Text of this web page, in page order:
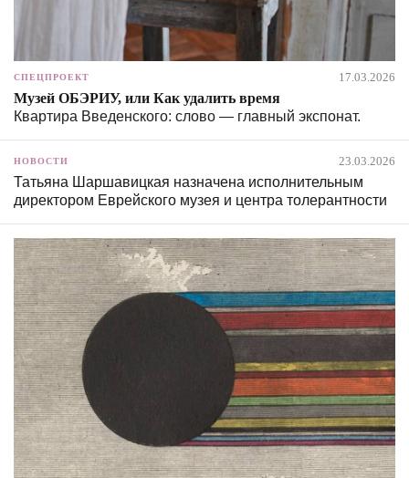
СПЕЦПРОЕКТ 17.03.2026
Музей ОБЭРИУ, или Как удалить время
Квартира Введенского: слово — главный экспонат.
НОВОСТИ 23.03.2026
Татьяна Шаршавицкая назначена исполнительным
директором Еврейского музея и центра толерантности